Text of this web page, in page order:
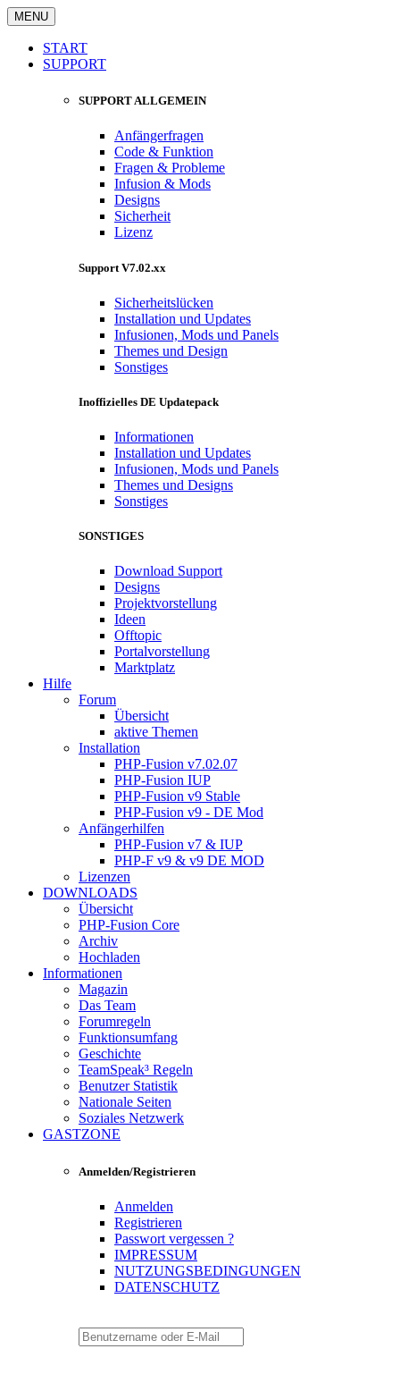
MENU
START
SUPPORT
SUPPORT ALLGEMEIN
Anfängerfragen
Code & Funktion
Fragen & Probleme
Infusion & Mods
Designs
Sicherheit
Lizenz
Support V7.02.xx
Sicherheitslücken
Installation und Updates
Infusionen, Mods und Panels
Themes und Design
Sonstiges
Inoffizielles DE Updatepack
Informationen
Installation und Updates
Infusionen, Mods und Panels
Themes und Designs
Sonstiges
SONSTIGES
Download Support
Designs
Projektvorstellung
Ideen
Offtopic
Portalvorstellung
Marktplatz
Hilfe
Forum
Übersicht
aktive Themen
Installation
PHP-Fusion v7.02.07
PHP-Fusion IUP
PHP-Fusion v9 Stable
PHP-Fusion v9 - DE Mod
Anfängerhilfen
PHP-Fusion v7 & IUP
PHP-F v9 & v9 DE MOD
Lizenzen
DOWNLOADS
Übersicht
PHP-Fusion Core
Archiv
Hochladen
Informationen
Magazin
Das Team
Forumregeln
Funktionsumfang
Geschichte
TeamSpeak³ Regeln
Benutzer Statistik
Nationale Seiten
Soziales Netzwerk
GASTZONE
Anmelden/Registrieren
Anmelden
Registrieren
Passwort vergessen ?
IMPRESSUM
NUTZUNGSBEDINGUNGEN
DATENSCHUTZ